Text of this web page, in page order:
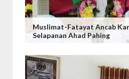
Muslimat-Fatayat Ancab
Selapanan Ahad Pahing